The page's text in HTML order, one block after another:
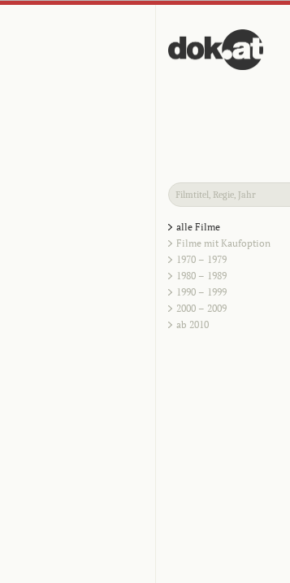
alle Filme
Filme mit Kaufoption
1970 – 1979
1980 – 1989
1990 – 1999
2000 – 2009
ab 2010